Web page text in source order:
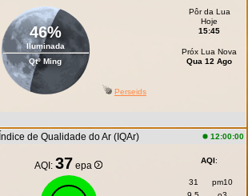
46%
Iluminada
Qtº Ming
Pôr da Lua
Hoje
15:45
Próx Lua Nova
Qua 12 Ago
Perseids
Índice de Qualidade do Ar (IQAr) 12:00:00
AQI:37 epa AQI:
31
pm10